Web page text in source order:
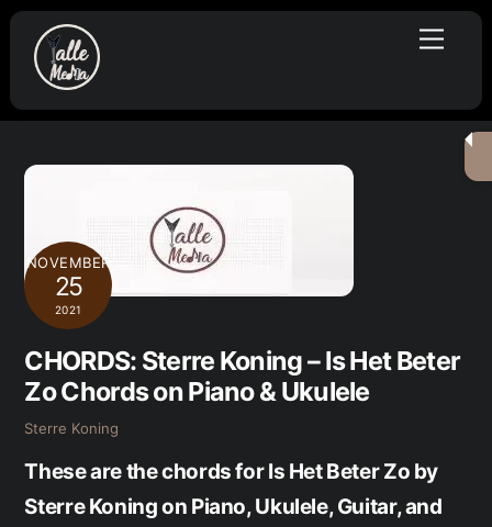
Skip
content
Menu
NOVEMBER
25
2021
CHORDS: Sterre Koning – Is Het Beter
Zo Chords on Piano & Ukulele
Sterre Koning
These are the chords for Is Het Beter Zo by
Sterre Koning on Piano, Ukulele, Guitar, and